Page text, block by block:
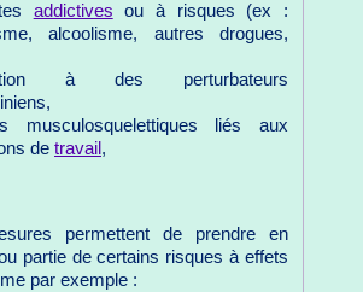
addictives ou à risques (ex :
alcoolisme, autres drogues,
à des perturbateurs
musculosquelettiques liés aux
de travail ,
permettent de prendre en
partie de certains risques à effets
par exemple :